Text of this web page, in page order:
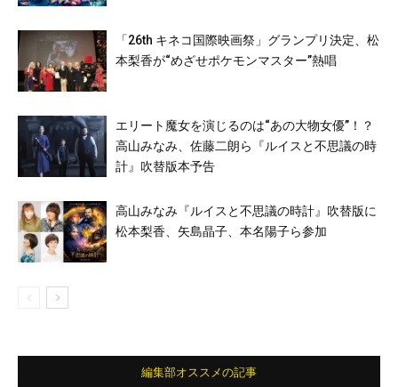
「26th キネコ国際映画祭」グランプリ決定、松
本梨香が“めざせポケモンマスター”熱唱
エリート魔女を演じるのは“あの大物女優”！？
高山みなみ、佐藤二朗ら『ルイスと不思議の時
計』吹替版本予告
高山みなみ『ルイスと不思議の時計』吹替版に
松本梨香、矢島晶子、本名陽子ら参加
編集部オススメの記事